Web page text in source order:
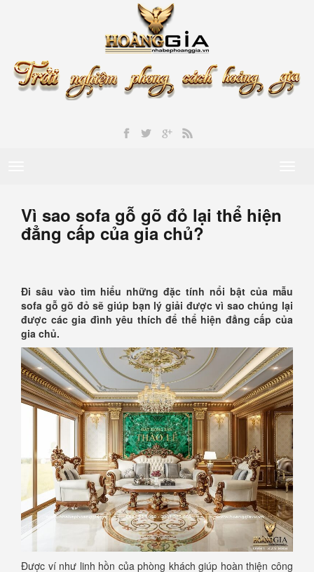
Vì sao sofa gỗ gõ đỏ lại thể hiện
đẳng cấp của gia chủ?
Đi sâu vào tìm hiểu những đặc tính nổi bật của mẫu
sofa gỗ gõ đỏ sẽ giúp bạn lý giải được vì sao chúng lại
được các gia đình yêu thích để thể hiện đẳng cấp của
gia chủ.
Được ví như linh hồn của phòng khách giúp hoàn thiện công